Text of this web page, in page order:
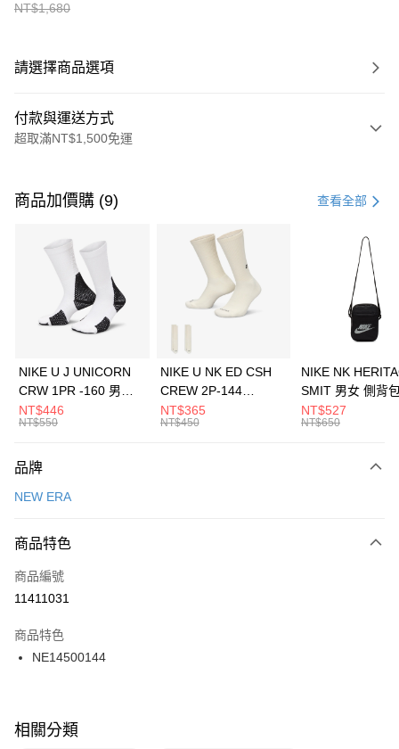
NT$1,680
請選擇商品選項
付款與運送方式
超取滿NT$1,500免運
信用卡一次付款
3 期 0 利率 每期 21家銀行
合作金庫商業銀行
第一商業銀行
華南商業銀行
彰化商業銀行
上海商業儲蓄銀行
元大商業銀行
台灣樂天信用卡公司
Apple Pay
全盈+PAY
AFTEE先享後付
【關於「AFTEE先享後付」】
便利好安心！
３．安心：先確認商品／服務後，再付款。
【「AFTEE先享後付」結帳流程】
１．於結帳方式選擇「AFTEE先享後付」後，將跳轉至「AFTEE先享後付」
２．訂單成立數日內，您將收到繳費通知簡訊。
３．收到繳費通知簡訊後14天內，點擊此簡訊中的連結，可透過四大超商／
ATM／網路銀行／等多元方式進行付款，方視為交易完成。
※ 交易是否成功請以「AFTEE先享後付 」之結帳頁面顯示為準，若有關於
是否繳費成功／繳費後需取消欲退款等相關疑問，請聯繫「AFTEE先享後付
運送方式
每筆NT$100，滿NT$1,500(含以上)免運費
宅配
每筆NT$100，滿NT$1,500(含以上)免運費
付款後門市自取
每筆NT$100，滿NT$1,500(含以上)免運費
商品加價購 (9) 查看全部
NIKE U J UNICORN
CRW 1PR -160 男女
中統襪 FZ3393100
NT$446
NT$550
NIKE U NK ED CSH
CREW 2P-144
EMBRDY 男女 短統襪
FZ3073133
NT$365
NT$450
NIKE NK
SMIT 男女 側背
BA5871010
NT$527
NT$650
品牌
NEW ERA
商品特色
商品編號
11411031
商品特色
NE14500144
相關分類